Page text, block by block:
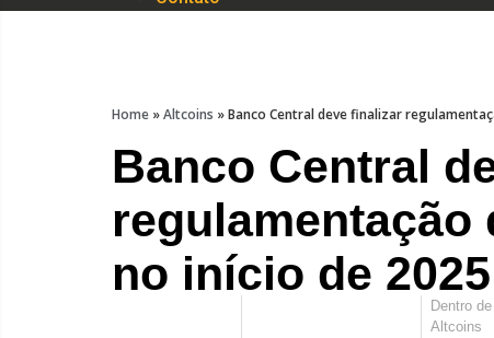
Home »Altcoins »Banco Central deve finalizar
Banco Central
no início de 2025
Dentro de
Altcoins